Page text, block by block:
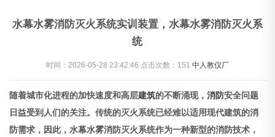
水幕水雾消防灭火系统实训装置，水幕水雾消防灭火系
统
时间：2026-05-28 23:42:46 点击次数： 151 中人教仪厂
随着城市化进程的加快速度和高层建筑的不断涌现，消防安全问题
日益受到人们的关注。传统的灭火系统已经难以适用现代建筑的消
防需求，因此，水幕水雾消防灭火系统作为一种新型的消防技术，